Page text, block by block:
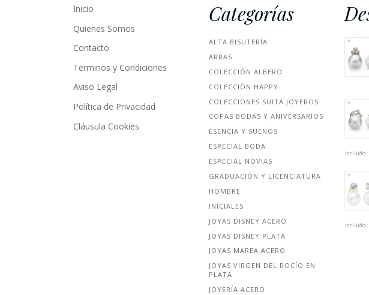
Inicio
Quienes Somos
Contacto
Terminos y Condiciones
Aviso Legal
Política de Privacidad
Cláusula Cookies
Categorías
ALTA BISUTERÍA
ARRAS
COLECCIÓN ALBERO
COLECCIÓN HAPPY
COLECCIONES SUITA JOYEROS
COPAS BODAS Y ANIVERSARIOS
ESENCIA Y SUEÑOS
ESPECIAL BODA
ESPECIAL NOVIAS
GRADUACIÓN Y LICENCIATURA
HOMBRE
INICIALES
JOYAS DISNEY ACERO
JOYAS DISNEY PLATA
JOYAS MAREA ACERO
JOYAS VIRGEN DEL ROCÍO EN
PLATA
JOYERÍA ACERO
incluido
incluido